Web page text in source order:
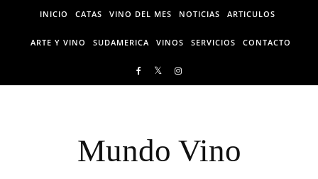
Skip to content
INICIO CATAS VINO DEL MES NOTICIAS ARTICULOS
ARTE Y VINO SUDAMERICA VINOS SERVICIOS CONTACTO
Mundo Vino